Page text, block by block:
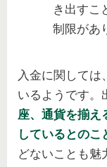
き出すこ
制限があ
入金に関しては
いるようです。
座、通貨を揃え
しているとのこ
どないことも魅